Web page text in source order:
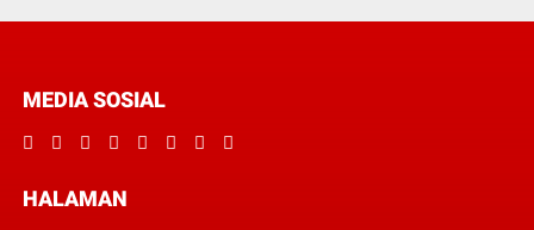
MEDIA SOSIAL
HALAMAN